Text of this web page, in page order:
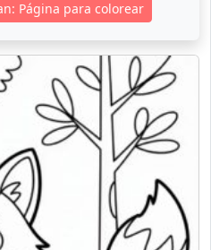
Página para colorear